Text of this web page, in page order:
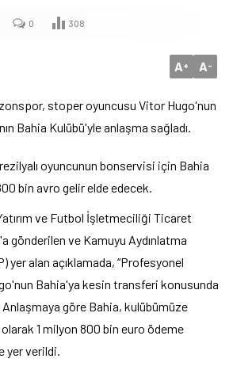
0 308
A+ A-
stoper oyuncusu Vitor Hugo'nun
Bahia Kulübü'yle anlaşma sağladı.
oyuncunun bonservisi için Bahia
bin avro gelir elde edecek.
ve Futbol İşletmeciliği Ticaret
gönderilen ve Kamuyu Aydınlatma
yer alan açıklamada, “Profesyonel
Bahia'ya kesin transferi konusunda
Anlaşmaya göre Bahia, kulübümüze
1 milyon 800 bin euro ödeme
yer verildi.